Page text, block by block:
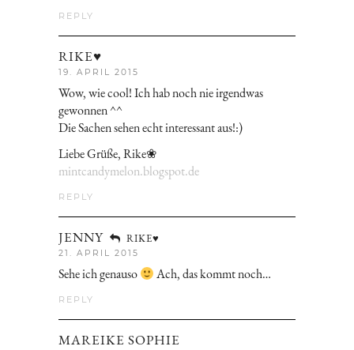
REPLY
RIKE♥
19. APRIL 2015
Wow, wie cool! Ich hab noch nie irgendwas
gewonnen ^^
Die Sachen sehen echt interessant aus!:)
Liebe Grüße, Rike❀
mintcandymelon.blogspot.de
REPLY
JENNY RIKE♥
21. APRIL 2015
Sehe ich genauso Ach, das kommt noch…
REPLY
MAREIKE SOPHIE